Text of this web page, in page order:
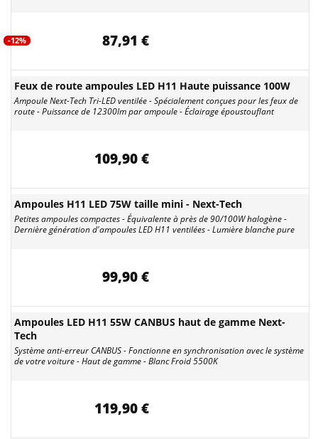
-12% 87,91 €
Feux de route ampoules LED H11 Haute puissance 100W
Ampoule Next-Tech Tri-LED ventilée - Spécialement conçues pour les feux de
route - Puissance de 12300lm par ampoule - Éclairage époustouflant
109,90 €
Ampoules H11 LED 75W taille mini - Next-Tech
Petites ampoules compactes - Équivalente à près de 90/100W halogène -
Dernière génération d'ampoules LED H11 ventilées - Lumière blanche pure
99,90 €
Ampoules LED H11 55W CANBUS haut de gamme Next-
Tech
Système anti-erreur CANBUS - Fonctionne en synchronisation avec le système
de votre voiture - Haut de gamme - Blanc Froid 5500K
119,90 €